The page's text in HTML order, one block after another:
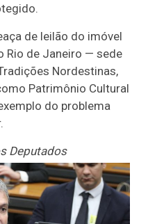
de leilão do imóvel
Rio de Janeiro — sede
Nordestinas,
Patrimônio Cultural
do problema
Deputados